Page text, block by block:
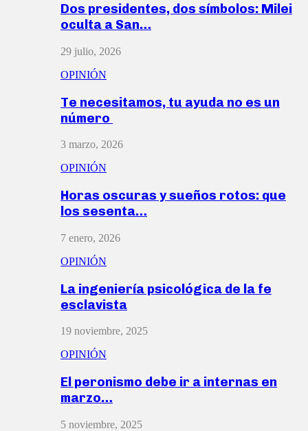
Dos presidentes, dos símbolos: Milei
oculta a San…
29 julio, 2026
OPINIÓN
Te necesitamos, tu ayuda no es un
número
3 marzo, 2026
OPINIÓN
Horas oscuras y sueños rotos: que
los sesenta…
7 enero, 2026
OPINIÓN
La ingeniería psicológica de la fe
esclavista
19 noviembre, 2025
OPINIÓN
El peronismo debe ir a internas en
marzo…
5 noviembre, 2025